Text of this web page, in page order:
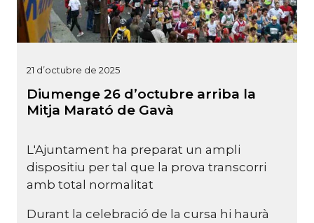
21 d’octubre de 2025
Diumenge 26 d’octubre arriba la
Mitja Marató de Gavà
L'Ajuntament ha preparat un ampli
dispositiu per tal que la prova transcorri
amb total normalitat
Durant la celebració de la cursa hi haurà